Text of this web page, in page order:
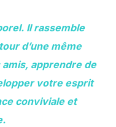
Il rassemble
d’une même
apprendre de
votre esprit
conviviale et